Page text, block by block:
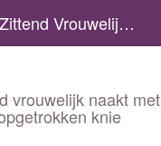
Thea Hennevelt - Zittend Vrouwelijk Naakt Met Opgetrokken Knie
vrouwelijk naakt met
knie